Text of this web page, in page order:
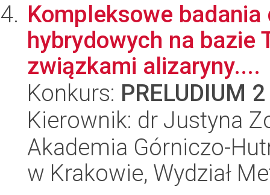
Kompleksowe
hybrydowych na bazie
związkami alizaryny....
Konkurs: PRELUDIUM 2
Kierownik: dr Justyna
Akademia Górniczo-
w Krakowie, Wydział